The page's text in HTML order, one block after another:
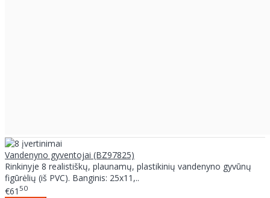
Vandenyno gyventojai (BZ97825)
Rinkinyje 8 realistiškų, plaunamų, plastikinių vandenyno gyvūnų
figūrėlių (iš PVC). Banginis: 25x11,..
€61 50